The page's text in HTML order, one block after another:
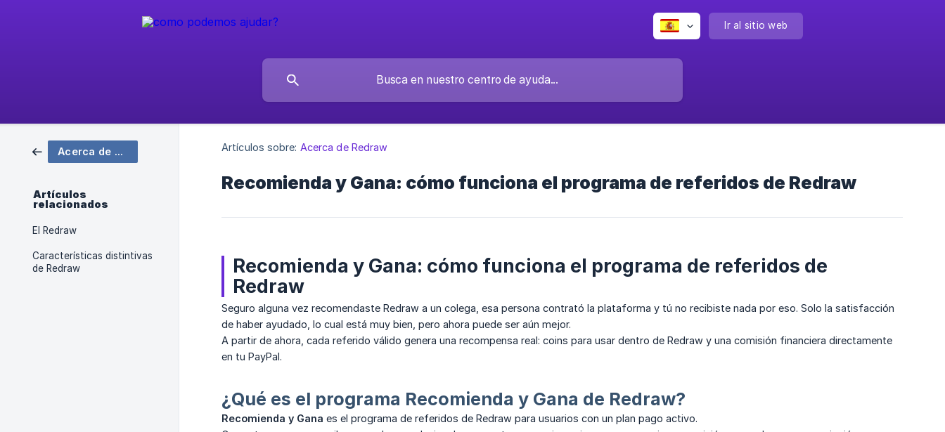
Ir al sitio web
Acerca de Redraw
Artículos
relacionados
El Redraw
Características distintivas
de Redraw
Artículos sobre: Acerca de Redraw
Recomienda y Gana: cómo funciona el programa de referidos de Redraw
Recomienda y Gana: cómo funciona el programa de referidos de
Redraw
Seguro alguna vez recomendaste Redraw a un colega, esa persona contrató la plataforma y tú no recibiste nada por eso. Solo la satisfacción
de haber ayudado, lo cual está muy bien, pero ahora puede ser aún mejor.
A partir de ahora, cada referido válido genera una recompensa real: coins para usar dentro de Redraw y una comisión financiera directamente
en tu PayPal.
¿Qué es el programa Recomienda y Gana de Redraw?
Recomienda y Gana es el programa de referidos de Redraw para usuarios con un plan pago activo.